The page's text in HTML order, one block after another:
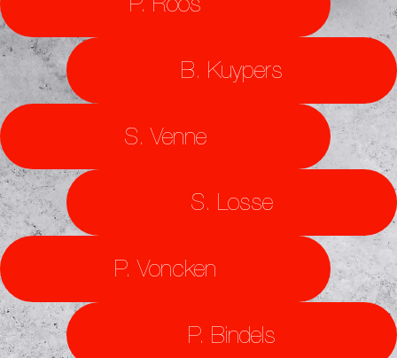
B. Kuypers
S. Venne
S. Losse
P. Voncken
P. Bindels